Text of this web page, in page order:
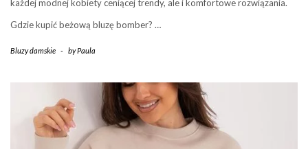
każdej modnej kobiety ceniącej trendy, ale i komfortowe rozwiązania.
Gdzie kupić beżową bluzę bomber? …
Bluzy damskie - byPaula